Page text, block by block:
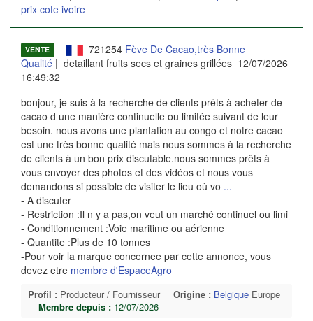
prix cote ivoire
VENTE 721254 Fève De Cacao,très Bonne
Qualité | detaillant fruits secs et graines grillées 12/07/2026
16:49:32
bonjour, je suis à la recherche de clients prêts à acheter de
cacao d une manière continuelle ou limitée suivant de leur
besoin. nous avons une plantation au congo et notre cacao
est une très bonne qualité mais nous sommes à la recherche
de clients à un bon prix discutable.nous sommes prêts à
vous envoyer des photos et des vidéos et nous vous
demandons si possible de visiter le lieu où vo ...
- A discuter
- Restriction :Il n y a pas,on veut un marché continuel ou limi
- Conditionnement :Voie maritime ou aérienne
- Quantite :Plus de 10 tonnes
-Pour voir la marque concernee par cette annonce, vous
devez etre membre d'EspaceAgro
Profil : Producteur / Fournisseur Origine : Belgique Europe
Membre depuis : 12/07/2026